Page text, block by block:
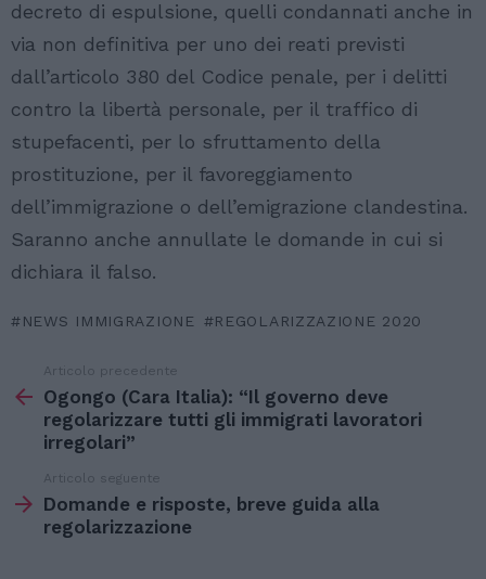
decreto di espulsione, quelli condannati anche in
via non definitiva per uno dei reati previsti
dall’articolo 380 del Codice penale, per i delitti
contro la libertà personale, per il traffico di
stupefacenti, per lo sfruttamento della
prostituzione, per il favoreggiamento
dell’immigrazione o dell’emigrazione clandestina.
Saranno anche annullate le domande in cui si
dichiara il falso.
NEWS IMMIGRAZIONE REGOLARIZZAZIONE 2020
di
Articolo precedente
Ogongo (Cara Italia): “Il governo deve
regolarizzare tutti gli immigrati lavoratori
irregolari”
Articolo seguente
Domande e risposte, breve guida alla
regolarizzazione